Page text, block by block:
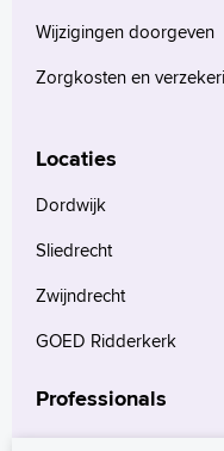
Wijzigingen doorgeven
Zorgkosten en
Locaties
Dordwijk
Sliedrecht
Zwijndrecht
GOED Ridderkerk
Professionals
Verwijzers